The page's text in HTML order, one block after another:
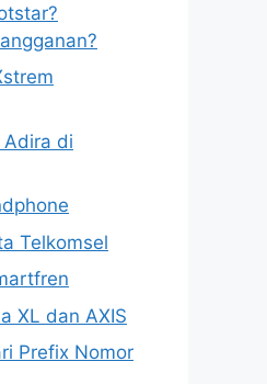
Adira di
Telkomsel
XL dan AXIS
Prefix Nomor